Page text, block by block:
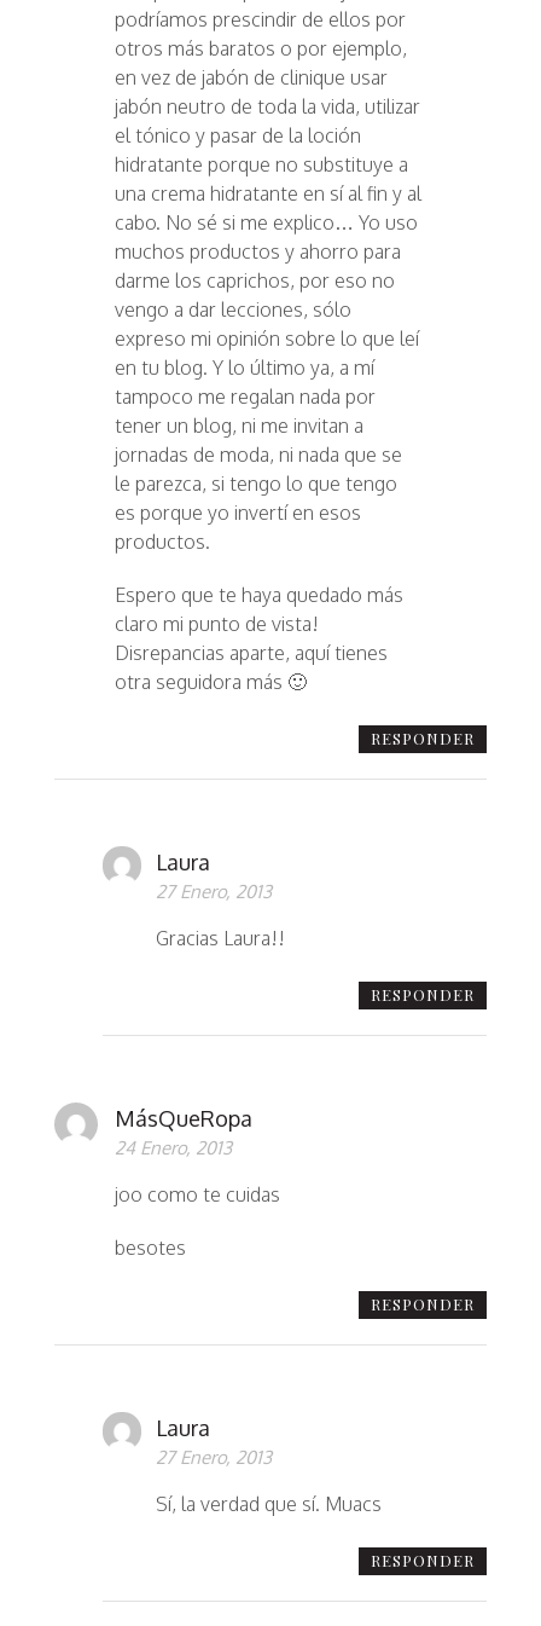
podríamos prescindir de ellos por
otros más baratos o por ejemplo,
en vez de jabón de clinique usar
jabón neutro de toda la vida, utilizar
el tónico y pasar de la loción
hidratante porque no substituye a
una crema hidratante en sí al fin y al
cabo. No sé si me explico… Yo uso
muchos productos y ahorro para
darme los caprichos, por eso no
vengo a dar lecciones, sólo
expreso mi opinión sobre lo que leí
en tu blog. Y lo último ya, a mí
tampoco me regalan nada por
tener un blog, ni me invitan a
jornadas de moda, ni nada que se
le parezca, si tengo lo que tengo
es porque yo invertí en esos
productos.
Espero que te haya quedado más
claro mi punto de vista!
Disrepancias aparte, aquí tienes
otra seguidora más 🙂
RESPONDER
Laura
27 Enero, 2013
Gracias Laura!!
RESPONDER
MásQueRopa
24 Enero, 2013
joo como te cuidas
besotes
RESPONDER
Laura
27 Enero, 2013
Sí, la verdad que sí. Muacs
RESPONDER